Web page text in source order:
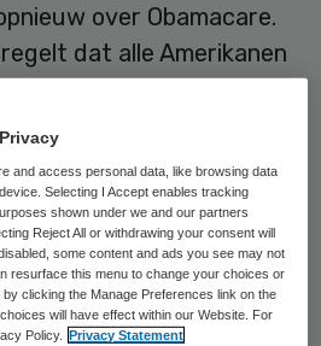
over Obamacare.
dat alle Amerikanen
in 2010 van kracht.
de Republikeinen 30 keer
omver te werpen,
Dat lot wacht
ook poging 31. De
and access personal data, like browsing data
Selecting I Accept enables tracking
shown under we and our partners
Reject All or withdrawing your consent will
some content and ads you see may not
resurface this menu to change your choices or
clicking the Manage Preferences link on the
will have effect within our Website. For
Policy.
Privacy Statement